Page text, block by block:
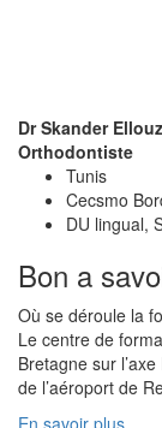
Dr Skander
Orthodontiste
Tunis
Cecsmo
DU lingual,
Bon a
Où se déroule la
Le centre de
Bretagne sur
de l’aéroport de
En savoir plus